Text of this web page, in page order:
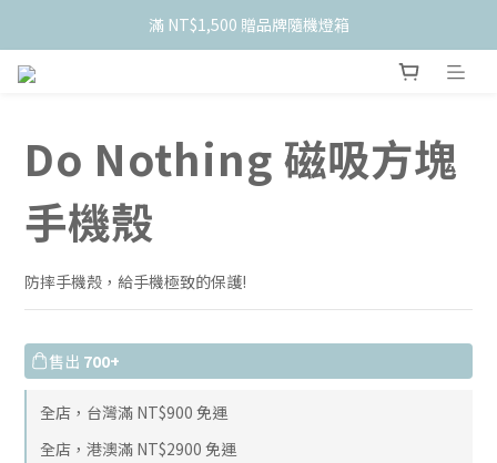
    新會員限定！加入官網會員現折 $50
滿 NT$1,500 贈品牌隨機燈箱
Do Nothing 磁吸方塊
手機殼
防摔手機殼，給手機極致的保護!
售出 700+
全店，台灣滿 NT$900 免運
全店，港澳滿 NT$2900 免運